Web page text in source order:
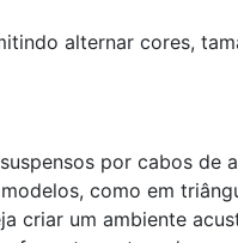
alternar cores,
por cabos de
como em
criar um ambiente